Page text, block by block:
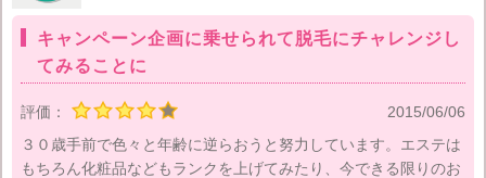
キャンペーン企画に乗せられて脱毛にチャレンジし
てみることに
評価：
2015/06/06
３０歳手前で色々と年齢に逆らおうと努力しています。エステは
もちろん化粧品などもランクを上げてみたり、今できる限りのお